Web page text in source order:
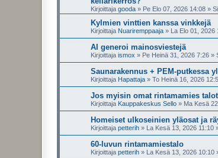
Kirjoittaja gooda » Pe Elo 07, 2026 14:08 »
Kylmien vinttien kanssa vinkkejä
Kirjoittaja Nuariremppaaja » La Elo 01, 2026
AI generoi mainosviestejä
Kirjoittaja ismox » Pe Heinä 31, 2026 7:26 »
Saunarakennus + PEM-putkessa
Kirjoittaja Hapattaja » To Heinä 16, 2026
Jos myisin omat rintamamies
Kirjoittaja Kauppakeskus Sello » Ma Kesä
Homeiset ulkoseinien yläosat ja
Kirjoittaja petterih » La Kesä 13, 2026 11:10
60-luvun rintamamiestalo
Kirjoittaja petterih » La Kesä 13, 2026 10:10